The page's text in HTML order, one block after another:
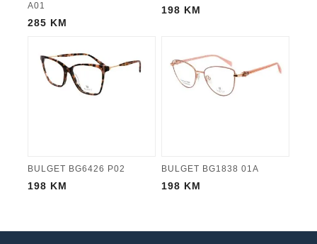
A01
285 KM
198 KM
BULGET BG6426 P02
198 KM
BULGET BG1838 01A
198 KM